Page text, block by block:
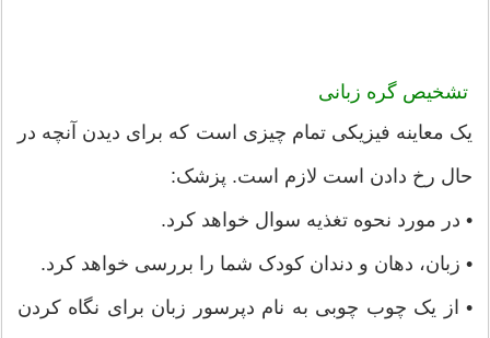
تشخیص گره زبانی
یک معاینه فیزیکی تمام چیزی است که برای دیدن آنچه در
حال رخ دادن است لازم است. پزشک:
• در مورد نحوه تغذیه سوال خواهد کرد.
• زبان، دهان و دندان کودک شما را بررسی خواهد کرد.
• از یک چوب چوبی به نام دپرسور زبان برای نگاه کردن